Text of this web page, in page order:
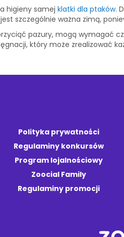
higieny samej klatki dla ptaków.
szczególnie ważna zimą,
pazury, mogą wymagać
który może zrealizować
Polityka prywatności
Regulaminy konkursów
Program lojalnościowy
Zoocial Family
Regulaminy promocji